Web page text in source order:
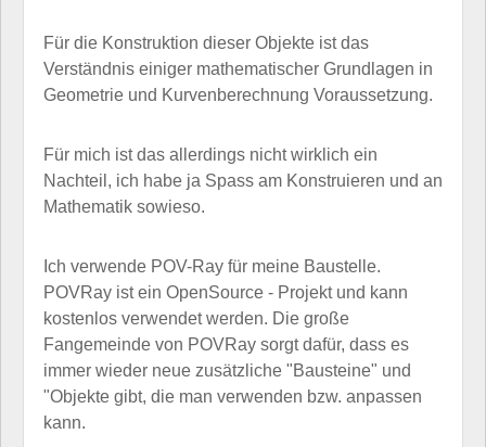
Für die Konstruktion dieser Objekte ist das
Verständnis einiger mathematischer Grundlagen in
Geometrie und Kurvenberechnung Voraussetzung.
Für mich ist das allerdings nicht wirklich ein
Nachteil, ich habe ja Spass am Konstruieren und an
Mathematik sowieso.
Ich verwende POV-Ray für meine Baustelle.
POVRay ist ein OpenSource - Projekt und kann
kostenlos verwendet werden. Die große
Fangemeinde von POVRay sorgt dafür, dass es
immer wieder neue zusätzliche "Bausteine" und
"Objekte gibt, die man verwenden bzw. anpassen
kann.